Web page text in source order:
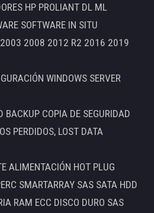
HP PROLIANT DL ML
SOFTWARE IN SITU
2003 2008 2012 R2 2016 2019
WINDOWS SERVER
BACKUP COPIA DE SEGURIDAD
PERDIDOS, LOST DATA
ALIMENTACIÓN HOT PLUG
SMARTARRAY SAS SATA HDD
RAM ECC DISCO DURO SAS